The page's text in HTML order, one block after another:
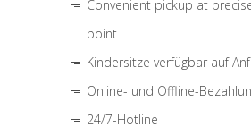
Convenient pickup at
point
Kindersitze verfügbar auf
Online- und Offline-
24/7-Hotline